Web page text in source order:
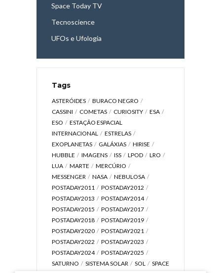
Space Today TV
Tecnoscience
UFOs e Ufologia
Tags
ASTERÓIDES
BURACO NEGRO
CASSINI
COMETAS CURIOSITY
ESA
ESO
ESTAÇÃO ESPACIAL
INTERNACIONAL
ESTRELAS
EXOPLANETAS
GALÁXIAS
HIRISE
HUBBLE
IMAGENS ISS LPOD
LRO
LUA
MARTE
MERCÚRIO
MESSENGER
NASA
NEBULOSA
POSTADAY2011
POSTADAY2012
POSTADAY2013
POSTADAY2014
POSTADAY2015
POSTADAY2017
POSTADAY2018
POSTADAY2019
POSTADAY2020
POSTADAY2021
POSTADAY2022
POSTADAY2023
POSTADAY2024
POSTADAY2025
SATURNO
SISTEMA SOLAR SOL
SPACE